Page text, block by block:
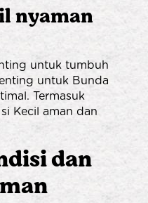
nyaman
untuk tumbuh
untuk Bunda
Termasuk
Kecil aman dan
dan